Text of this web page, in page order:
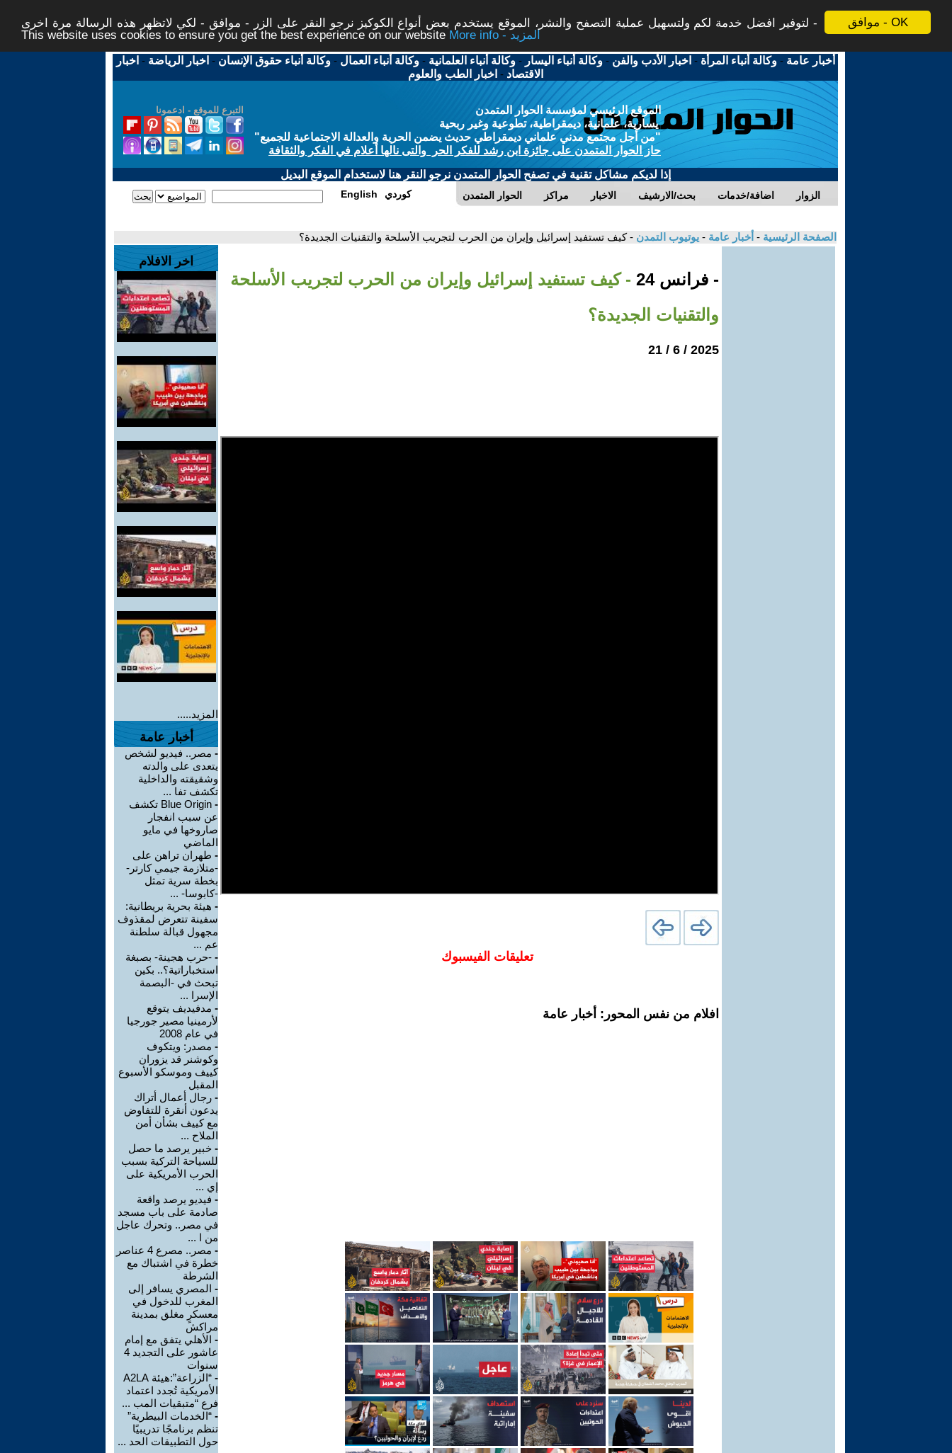
موافق - OK
لتوفير افضل خدمة لكم ولتسهيل عملية التصفح والنشر، الموقع يستخدم بعض أنواع الكوكيز نرجو النقر على الزر - موافق - لكي لاتظهر هذه الرسالة مرة اخرى -
This website uses cookies to ensure you get the best experience on our website
More info - المزيد
أخبار عامة -وكالة أنباء المرأة - اخبار الأدب والفن -وكالة أنباء اليسار -وكالة أنباء العلمانية -وكالة أنباء العمال -وكالة أنباء حقوق الإنسان - اخبار الرياضة - اخبار
الاقتصاد - اخبار الطب والعلوم
التبرع للموقع - ادعمونا
الموقع الرئيسي لمؤسسة الحوار المتمدن
يسارية، علمانية، ديمقراطية، تطوعية وغير ربحية
"من أجل مجتمع مدني علماني ديمقراطي حديث يضمن الحرية والعدالة الاجتماعية للجميع"
حاز الحوار المتمدن على جائزة ابن رشد للفكر الحر والتى نالها أعلام في الفكر والثقافة
إذا لديكم مشاكل تقنية في تصفح الحوار المتمدن نرجو النقر هنا لاستخدام الموقع البديل
الحوار المتمدن مراكز الاخبار بحث/الارشيف اضافة/خدمات الزوار English كوردي
الصفحة الرئيسية - أخبار عامة - يوتيوب التمدن - كيف تستفيد إسرائيل وإيران من الحرب لتجريب الأسلحة والتقنيات الجديدة؟
- فرانس 24
- كيف تستفيد إسرائيل وإيران من الحرب لتجريب الأسلحة
والتقنيات الجديدة؟
2025 / 6 / 21
تعليقات الفيسبوك
افلام من نفس المحور: أخبار عامة
اخر الافلام
المزيد.....
أخبار عامة
- مصر.. فيديو لشخص
يتعدى على والدته
وشقيقته والداخلية
تكشف تفا ...
-
Blue Origin تكشف
عن سبب انفجار
صاروخها في مايو
الماضي
- طهران تراهن على
-متلازمة جيمي كارتر-
بخطة سرية تمثل
-كابوسا- ...
- هيئة بحرية بريطانية:
سفينة تتعرض لمقذوف
مجهول قبالة سلطنة
عم ...
- -حرب هجينة- بصبغة
استخباراتية؟.. بكين
تبحث في -البصمة
الإسرا ...
- مدفيديف يتوقع
لأرمينيا مصير جورجيا
في عام 2008
- مصدر: ويتكوف
وكوشنر قد يزوران
كييف وموسكو الأسبوع
المقبل
- رجال أعمال أتراك
يدعون أنقرة للتفاوض
مع كييف بشأن أمن
الملاح ...
- خبير يرصد ما حصل
للسياحة التركية بسبب
الحرب الأمريكية على
إي ...
- فيديو يرصد واقعة
صادمة على باب مسجد
في مصر.. وتحرك عاجل
من ا ...
-
مصر.. مصرع 4 عناصر
خطرة في اشتباك مع
الشرطة
- المصري يسافر إلى
المغرب للدخول في
معسكرٍ مغلق بمدينة
مراكش
- الأهلي يتفق مع إمام
عاشور على التجديد 4
سنوات
-
“الزراعة”:هيئة A2LA
الأمريكية تُجدد اعتماد
فرع “متبقيات المب ...
- “الخدمات البيطرية”
تنظم برنامجًا تدريبيًا
حول التطبيقات الحد ...